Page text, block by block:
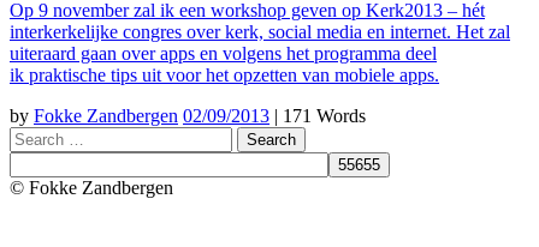
Op 9 november zal ik een workshop geven op Kerk2013 – hét
interkerkelijke congres over kerk, social media en internet. Het zal
uiteraard gaan over apps en volgens het programma deel
ik praktische tips uit voor het opzetten van mobiele apps.
by Fokke Zandbergen 02/09/2013
171 Words
Search
© Fokke Zandbergen